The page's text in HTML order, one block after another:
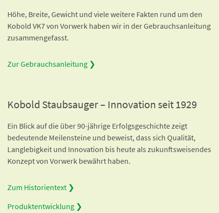
Höhe, Breite, Gewicht und viele weitere Fakten rund um den
Kobold VK7 von Vorwerk haben wir in der Gebrauchsanleitung
zusammengefasst.
Zur Gebrauchsanleitung ❯
Kobold Staubsauger – Innovation seit 1929
Ein Blick auf die über 90-jährige Erfolgsgeschichte zeigt
bedeutende Meilensteine und beweist, dass sich Qualität,
Langlebigkeit und Innovation bis heute als zukunftsweisendes
Konzept von Vorwerk bewährt haben.
Zum Historientext ❯
Produktentwicklung ❯